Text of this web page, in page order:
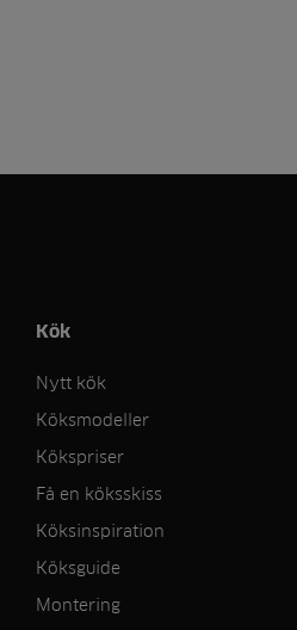
Kök
Nytt kök
Köksmodeller
Kökspriser
Få en köksskiss
Köksinspiration
Köksguide
Montering